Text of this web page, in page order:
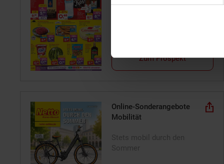
Zum Prospekt
Online-Sonderangebote
Mobilität